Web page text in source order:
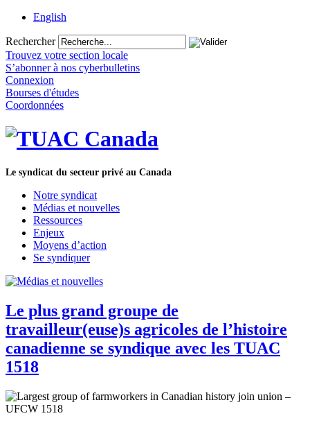
English
Rechercher
Trouvez votre section locale
S’abonner à nos cyberbulletins
Connexion
Bourses d'études
Coordonnées
Le syndicat du secteur privé au Canada
Notre syndicat
Médias et nouvelles
Ressources
Enjeux
Moyens d’action
Se syndiquer
Le plus grand groupe de
travailleur(euse)s agricoles de l’histoire
canadienne se syndique avec les TUAC
1518